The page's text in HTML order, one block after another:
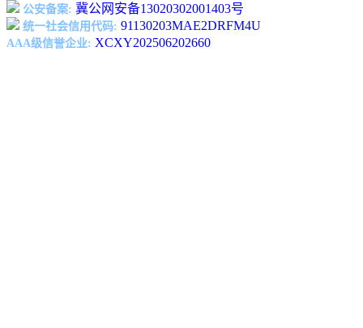
公安备案: 冀公网安备13020302001403号
统一社会信用代码: 91130203MAE2DRFM4U
AAA级信誉企业: XCXY202506202660